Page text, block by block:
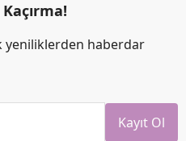
yeniliklerden haberdar
Kayıt Ol